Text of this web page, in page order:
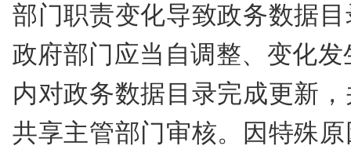
部门职责变化导致政务数据
政府部门应当自调整、变化
内对政务数据目录完成更新
共享主管部门审核。因特殊